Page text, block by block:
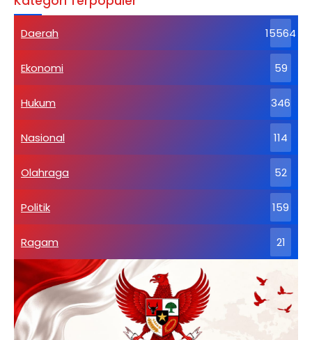
Daerah 15564
Ekonomi 59
Hukum 346
Nasional 114
Olahraga 52
Politik 159
Ragam 21